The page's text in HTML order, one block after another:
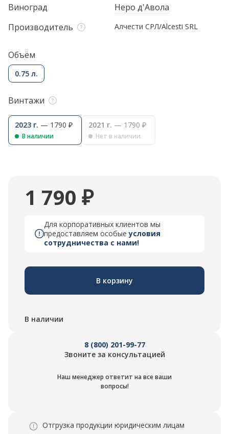
Виноград
Неро д'Авола
Производитель
Алчести СРЛ/Alcesti SRL
Объём
0.75 л.
Винтажи
2023 г. — 1790 ₽
В наличии
2021 г. — 1790 ₽
Нет в наличии
1 790 ₽
Для корпоративных клиентов мы
предоставляем особыеусловия
сотрудничества с нами!
В корзину
В наличии
8 (800) 201-99-77
Звоните за консультацией
Наш менеджер ответит на все ваши
вопросы!
Отгрузка продукции юридическим лицам